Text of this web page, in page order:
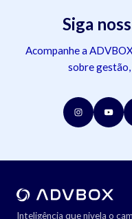
Siga
Acompanhe a
sobre
Inteligência que nivela o